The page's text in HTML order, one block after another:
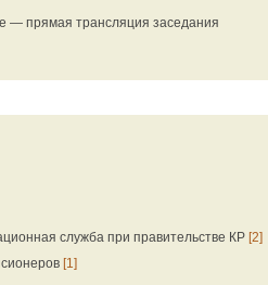
— прямая трансляция заседания
служба при правительстве КР [2]
[1]